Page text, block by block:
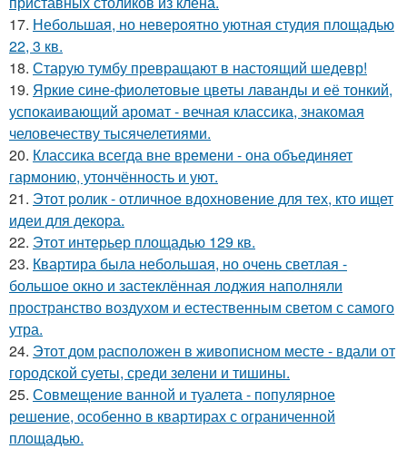
17. Небольшая, но невероятно уютная студия площадью
22, 3 кв.
18. Старую тумбу превращают в настоящий шедевр!
19. Яркие сине-фиолетовые цветы лаванды и её тонкий,
успокаивающий аромат - вечная классика, знакомая
человечеству тысячелетиями.
20. Классика всегда вне времени - она объединяет
гармонию, утончённость и уют.
21. Этот ролик - отличное вдохновение для тех, кто ищет
идеи для декора.
22. Этот интерьер площадью 129 кв.
23. Квартира была небольшая, но очень светлая -
большое окно и застеклённая лоджия наполняли
пространство воздухом и естественным светом с самого
утра.
24. Этот дом расположен в живописном месте - вдали от
городской суеты, среди зелени и тишины.
25. Совмещение ванной и туалета - популярное
решение, особенно в квартирах с ограниченной
площадью.